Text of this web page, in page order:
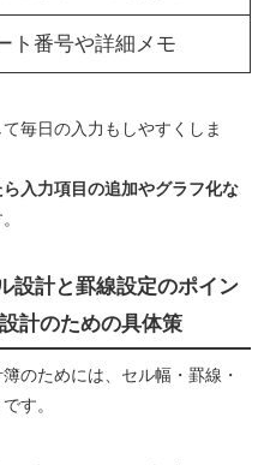
ト番号や詳細メモ
毎日の入力もしやすくしま
入力項目の追加やグラフ化な
設計と罫線設定のポイン
計のための具体策
のためには、セル幅・罫線・
す。